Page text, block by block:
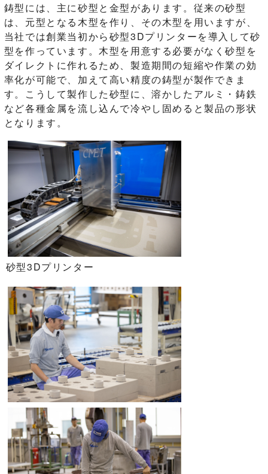
鋳型には、主に砂型と金型があります。従来の砂型
は、元型となる木型を作り、その木型を用いますが、
当社では創業当初から砂型3Dプリンターを導入して砂
型を作っています。木型を用意する必要がなく砂型を
ダイレクトに作れるため、製造期間の短縮や作業の効
率化が可能で、加えて高い精度の鋳型が製作できま
す。こうして製作した砂型に、溶かしたアルミ・鋳鉄
など各種金属を流し込んで冷やし固めると製品の形状
となります。
砂型3Dプリンター